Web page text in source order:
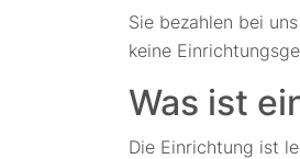
Sie bezahlen bei
keine
Was ist
Die Einrichtung ist